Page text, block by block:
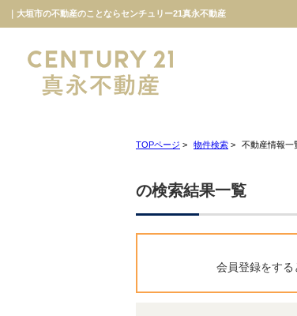
｜大垣市の不動産のことならセンチュリー21真永不動産
TOPページ > 物件検索 > 不動産情報一
の検索結果一覧
会員登録をする